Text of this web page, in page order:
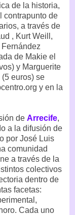
de la historia,
contrapunto de
a través de
, Kurt Weill,
de Makie el
y Marguerite
(5 euros) se
y en la
de Arrecife,
a la difusión de
por José Luis
comunidad
a través de la
colectivos
dentro de
facetas:
Cada uno